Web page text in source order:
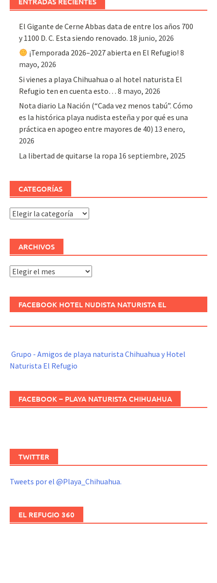
El Gigante de Cerne Abbas data de entre los años 700
y 1100 D. C. Esta siendo renovado. 18 junio, 2026
¡Temporada 2026–2027 abierta en El Refugio! 8
mayo, 2026
Si vienes a playa Chihuahua o al hotel naturista El
Refugio ten en cuenta esto… 8 mayo, 2026
Nota diario La Nación (“Cada vez menos tabú”. Cómo
es la histórica playa nudista esteña y por qué es una
práctica en apogeo entre mayores de 40) 13 enero,
2026
La libertad de quitarse la ropa 16 septiembre, 2025
CATEGORÍAS
Categorías
ARCHIVOS
Archivos
FACEBOOK HOTEL NUDISTA NATURISTA EL
Grupo - Amigos de playa naturista Chihuahua y Hotel
Naturista El Refugio
FACEBOOK – PLAYA NATURISTA CHIHUAHUA
TWITTER
Tweets por el @Playa_Chihuahua.
EL REFUGIO 360